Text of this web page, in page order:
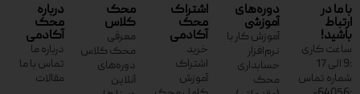
با ما در
ارتباط
باشید!
ساعت کاری
:9 الی 17
شماره تماس
دوره‌های
آموزشی
آموزش کار با
نرم‌افزار
حسابداری
محک
اشتراک
محک
آکادمی
خرید
اشتراک
آموزش
محک
کلاس
معرفی
محک کلاس
دوره‌های
آنلاین
درباره
محک
آکادمی
درباره ما
تماس با ما
مقالات